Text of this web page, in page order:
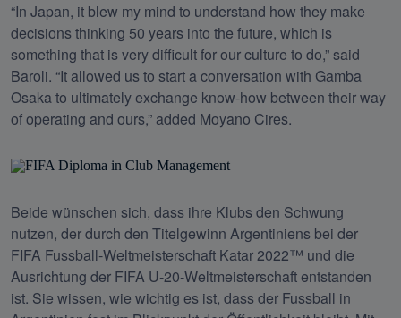
“In Japan, it blew my mind to understand how they make
decisions thinking 50 years into the future, which is
something that is very difficult for our culture to do,” said
Baroli. “It allowed us to start a conversation with Gamba
Osaka to ultimately exchange know-how between their way
of operating and ours,” added Moyano Cires.
Beide wünschen sich, dass ihre Klubs den Schwung
nutzen, der durch den Titelgewinn Argentiniens bei der
FIFA Fussball-Weltmeisterschaft Katar 2022™ und die
Ausrichtung der FIFA U-20-Weltmeisterschaft entstanden
ist. Sie wissen, wie wichtig es ist, dass der Fussball in